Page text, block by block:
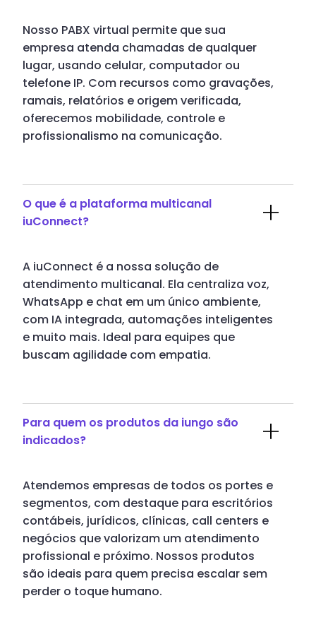
Nosso PABX virtual permite que sua
empresa atenda chamadas de qualquer
lugar, usando celular, computador ou
telefone IP. Com recursos como gravações,
ramais, relatórios e origem verificada,
oferecemos mobilidade, controle e
profissionalismo na comunicação.
O que é a plataforma multicanal
iuConnect?
A iuConnect é a nossa solução de
atendimento multicanal. Ela centraliza voz,
WhatsApp e chat em um único ambiente,
com IA integrada, automações inteligentes
e muito mais. Ideal para equipes que
buscam agilidade com empatia.
Para quem os produtos da iungo são
indicados?
Atendemos empresas de todos os portes e
segmentos, com destaque para escritórios
contábeis, jurídicos, clínicas, call centers e
negócios que valorizam um atendimento
profissional e próximo. Nossos produtos
são ideais para quem precisa escalar sem
perder o toque humano.